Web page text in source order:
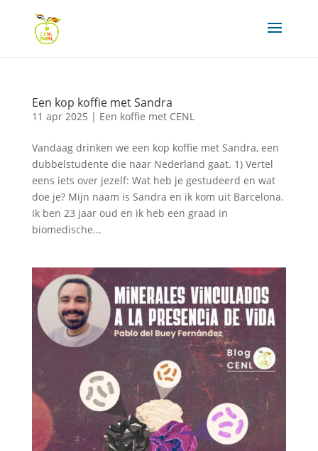
Een kop koffie met Sandra
11 apr 2025 | Een koffie met CENL
Vandaag drinken we een kop koffie met Sandra, een
dubbelstudente die naar Nederland gaat. 1) Vertel
eens iets over jezelf: Wat heb je gestudeerd en wat
doe je? Mijn naam is Sandra en ik kom uit Barcelona.
Ik ben 23 jaar oud en ik heb een graad in
biomedische...